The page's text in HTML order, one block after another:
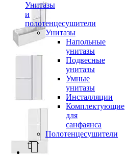
Унитазы
и
полотенцесушители
Унитазы
Напольные
унитазы
Подвесные
унитазы
Умные
унитазы
Инсталляции
Комплектующие
для
санфаянса
Полотенцесушители